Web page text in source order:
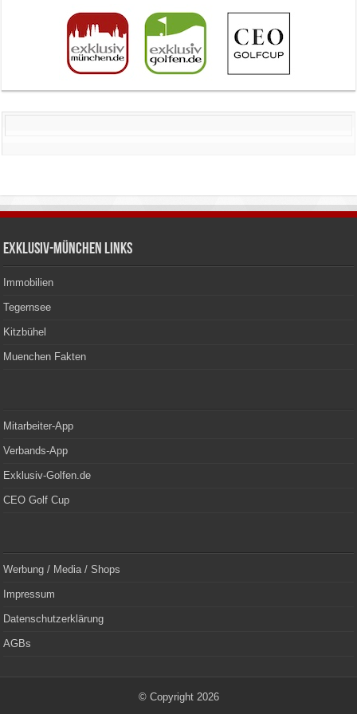
Exklusiv-München Links
Immobilien
Tegernsee
Kitzbühel
Muenchen Fakten
Mitarbeiter-App
Verbands-App
Exklusiv-Golfen.de
CEO Golf Cup
Werbung / Media / Shops
Impressum
Datenschutzerklärung
AGBs
© Copyright 2026